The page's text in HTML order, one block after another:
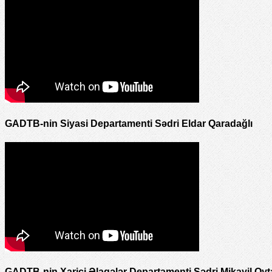
GADTB-nin Siyasi Departamenti Sədri Eldar Qaradağlı